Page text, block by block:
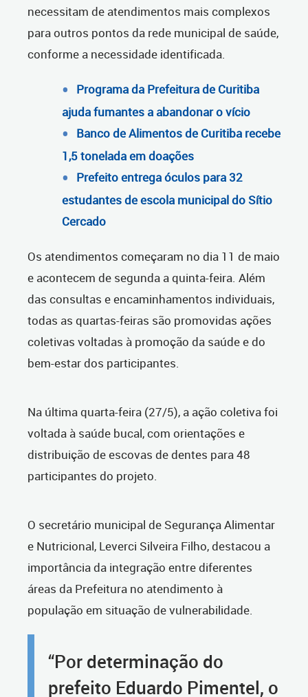
necessitam de atendimentos mais complexos
para outros pontos da rede municipal de saúde,
conforme a necessidade identificada.
Programa da Prefeitura de Curitiba
ajuda fumantes a abandonar o vício
Banco de Alimentos de Curitiba recebe
1,5 tonelada em doações
Prefeito entrega óculos para 32
estudantes de escola municipal do Sítio
Cercado
Os atendimentos começaram no dia 11 de maio
e acontecem de segunda a quinta-feira. Além
das consultas e encaminhamentos individuais,
todas as quartas-feiras são promovidas ações
coletivas voltadas à promoção da saúde e do
bem-estar dos participantes.
Na última quarta-feira (27/5), a ação coletiva foi
voltada à saúde bucal, com orientações e
distribuição de escovas de dentes para 48
participantes do projeto.
O secretário municipal de Segurança Alimentar
e Nutricional, Leverci Silveira Filho, destacou a
importância da integração entre diferentes
áreas da Prefeitura no atendimento à
população em situação de vulnerabilidade.
“Por determinação do
prefeito Eduardo Pimentel, o